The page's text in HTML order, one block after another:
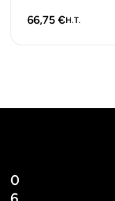
66,75 €H.T.
0